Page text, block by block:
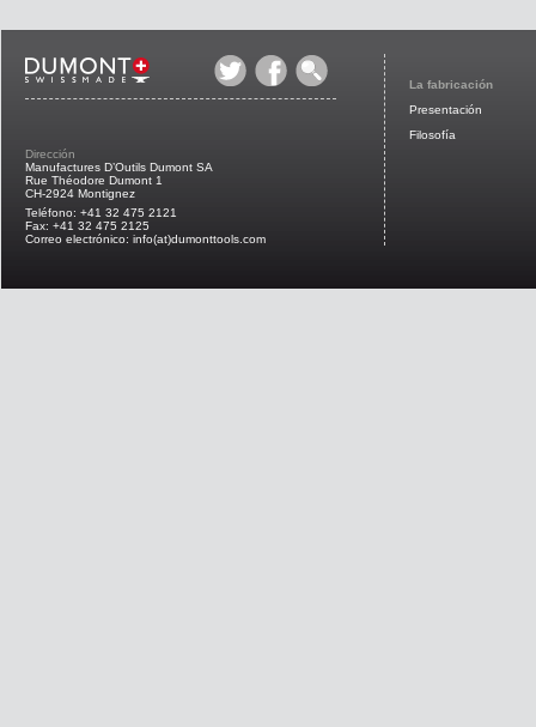
Dirección
Manufactures D’Outils Dumont SA
Rue Théodore Dumont 1
CH-2924 Montignez
Teléfono: +41 32 475 2121
Fax: +41 32 475 2125
Correo electrónico: info(at)dumonttools.com
La fabricación
Presentación
Filosofía